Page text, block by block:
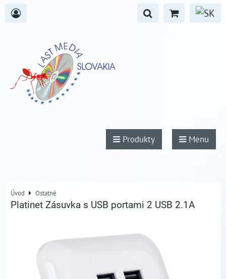
Produkty Menu
Úvod Ostatné
Platinet Zásuvka s USB portami 2 USB 2.1A